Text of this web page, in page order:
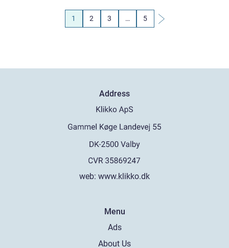
1 2 3 … 5
Address
web: www.klikko.dk
Menu
Ads
About Us